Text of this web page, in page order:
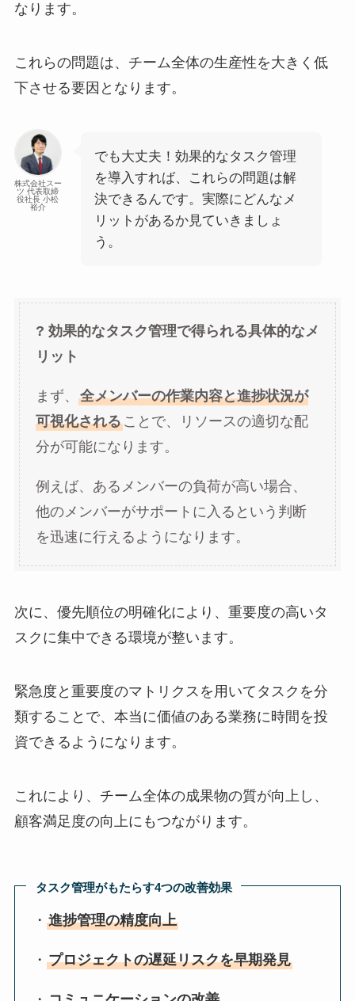
なります。
これらの問題は、チーム全体の生産性を大きく低
下させる要因となります。
株式会社スー
ツ 代表取締
役社長 小松
裕介
でも大丈夫！効果的なタスク管理
を導入すれば、これらの問題は解
決できるんです。実際にどんなメ
リットがあるか見ていきましょ
う。
? 効果的なタスク管理で得られる具体的なメ
リット
まず、 全メンバーの作業内容と進捗状況が
可視化されることで、リソースの適切な配
分が可能になります。
例えば、あるメンバーの負荷が高い場合、
他のメンバーがサポートに入るという判断
を迅速に行えるようになります。
次に、優先順位の明確化により、重要度の高いタ
スクに集中できる環境が整います。
緊急度と重要度のマトリクスを用いてタスクを分
類することで、本当に価値のある業務に時間を投
資できるようになります。
これにより、チーム全体の成果物の質が向上し、
顧客満足度の向上にもつながります。
タスク管理がもたらす4つの改善効果
・進捗管理の精度向上
・プロジェクトの遅延リスクを早期発見